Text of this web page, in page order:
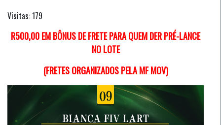
Visitas: 179
R500,00 EM BÔNUS DE FRETE PARA QUEM DER PRÉ-LANCE
NO LOTE
(FRETES ORGANIZADOS PELA MF MOV)